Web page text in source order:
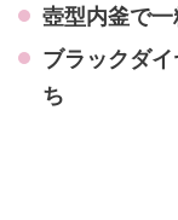
壺型内釜で
ブラックダ
ち